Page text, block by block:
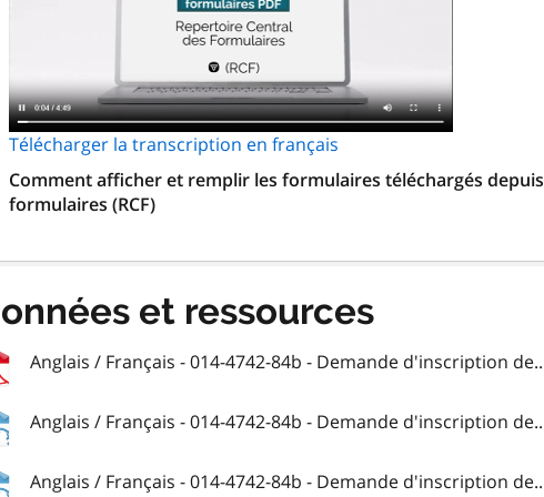
Télécharger la transcription en français
Comment afficher et remplir les formulaires téléchargés
formulaires (RCF)
et ressources
Anglais / Français - 014-4742-84b - Demande d'inscription
Anglais / Français - 014-4742-84b - Demande d'inscription
Anglais / Français - 014-4742-84b - Demande d'inscription